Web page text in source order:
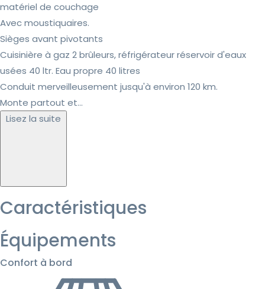
matériel de couchage
Avec moustiquaires.
Sièges avant pivotants
Cuisinière à gaz 2 brûleurs, réfrigérateur réservoir d'eaux
usées 40 ltr. Eau propre 40 litres
Conduit merveilleusement jusqu'à environ 120 km.
Monte partout et...
Lisez la suite
Caractéristiques
Équipements
Confort à bord